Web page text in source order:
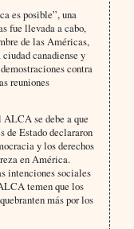
es posible”, una
fue llevada a cabo,
de las Américas,
canadiense y
contra
reuniones
ALCA se debe a que
de Estado declararon
y los derechos
en América.
intenciones sociales
temen que los
más por los